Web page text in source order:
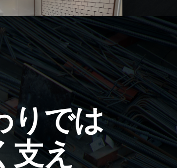
りでは
支え